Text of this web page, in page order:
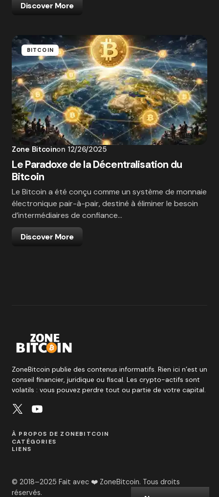
Discover More
BITCOIN
Zone Bitcoinon 12/26/2025
Le Paradoxe de la Décentralisation du
Bitcoin
Le Bitcoin a été conçu comme un système de monnaie
électronique pair-à-pair, destiné à éliminer le besoin
d’intermédiaires de confiance…
Discover More
ZoneBitcoin publie des contenus informatifs. Rien ici n’est un
conseil financier, juridique ou fiscal. Les crypto-actifs sont
volatils : vous pouvez perdre tout ou partie de votre capital.
À PROPOS DE ZONEBITCOIN
CATÉGORIES
LIENS
© 2018–2025 Fait avec ❤️ ZoneBitcoin. Tous droits
réservés.